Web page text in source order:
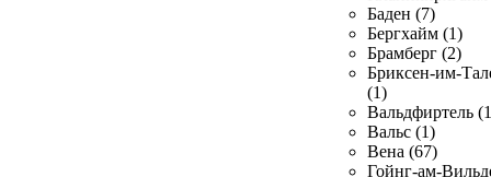
Баден (7)
Бергхайм (1)
Брамберг (2)
Бриксен-им-
(1)
Вальдфиртель
Вальс (1)
Вена (67)
Гойнг-ам-